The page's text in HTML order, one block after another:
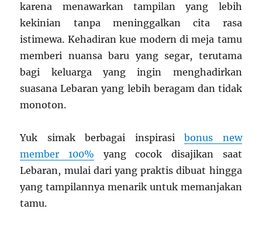
karena menawarkan tampilan yang lebih
kekinian tanpa meninggalkan cita rasa
istimewa. Kehadiran kue modern di meja tamu
memberi nuansa baru yang segar, terutama
bagi keluarga yang ingin menghadirkan
suasana Lebaran yang lebih beragam dan tidak
monoton.
Yuk simak berbagai inspirasibonus new
member 100% yang cocok disajikan saat
Lebaran, mulai dari yang praktis dibuat hingga
yang tampilannya menarik untuk memanjakan
tamu.